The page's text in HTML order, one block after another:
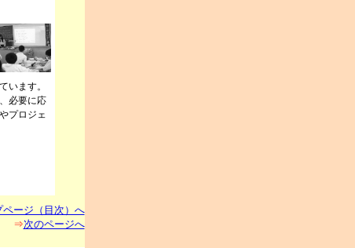
います。
必要に応
プロジェ
ページ（目次）へ
⇒次のページへ